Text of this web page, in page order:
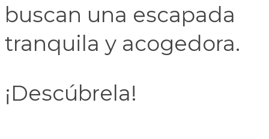
buscan una escapada
tranquila y acogedora.
¡Descúbrela!